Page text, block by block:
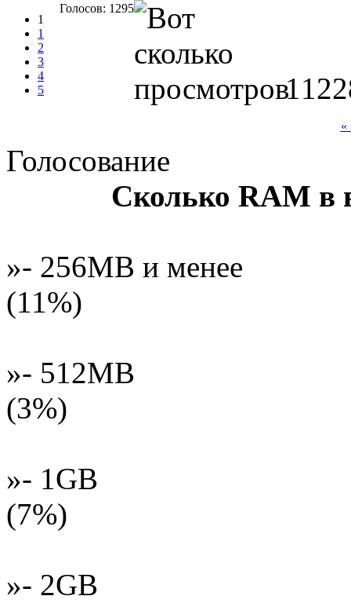
1
1
2
3
4
5
Голосов: 1295
«
Голосование
Сколько RAM
»- 256MB и менее
(11%)
»- 512MB
(3%)
»- 1GB
(7%)
»- 2GB